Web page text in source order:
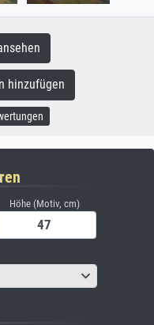
hinzufügen
Höhe (Motiv, cm)